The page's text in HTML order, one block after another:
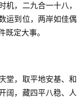
机，二九合一十八，
运到位，两岸如佳偶
定大事。
堂，取平地安基、和
阔，藏四平八稳、人